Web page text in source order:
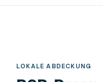
LOKALE ABDECKUNG